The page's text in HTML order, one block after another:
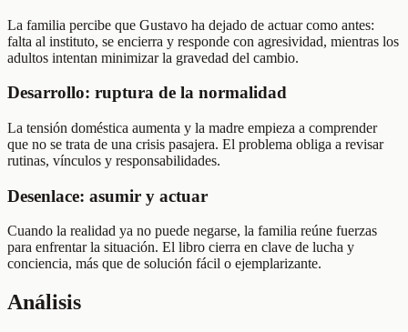
La familia percibe que Gustavo ha dejado de actuar como antes:
falta al instituto, se encierra y responde con agresividad, mientras los
adultos intentan minimizar la gravedad del cambio.
Desarrollo: ruptura de la normalidad
La tensión doméstica aumenta y la madre empieza a comprender
que no se trata de una crisis pasajera. El problema obliga a revisar
rutinas, vínculos y responsabilidades.
Desenlace: asumir y actuar
Cuando la realidad ya no puede negarse, la familia reúne fuerzas
para enfrentar la situación. El libro cierra en clave de lucha y
conciencia, más que de solución fácil o ejemplarizante.
Análisis